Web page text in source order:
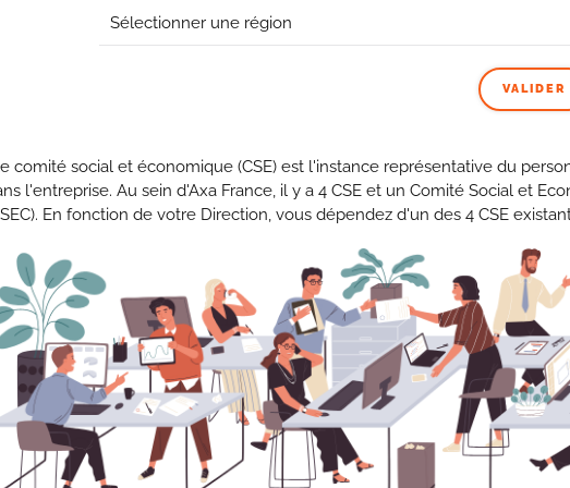
régionales relatives aux
à Bordeaux.
il sera précisé aux managers de
faire preuve de souplesse les jours
cas de difficulté de transport vers le site
PRÉCÉDENT SUIVANT
©2021 CFDT AXA France •Mentions légales RGPD• Contact
VALIDER
comité social et économique (CSE) est l'instance représentative du
l'entreprise. Au sein d'Axa France, il y a 4 CSE et un Comité Social et
En fonction de votre Direction, vous dépendez d'un des 4 CSE